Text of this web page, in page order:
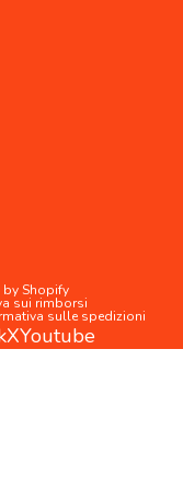
by Shopify
sui rimborsi
sulle spedizioni
XYoutube